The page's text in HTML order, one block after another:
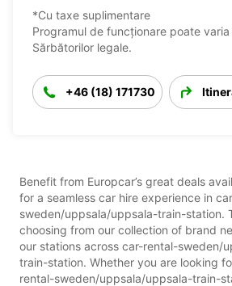
*Cu taxe suplimentare
Programul de funcționare poate
Sărbătorilor legale.
+46 (18) 171730
Benefit from Europcar’s great deals
for a seamless car hire experience in
sweden/uppsala/uppsala-train-station.
choosing from our collection of brand
our stations across car-rental-sweden/
train-station. Whether you are looking
rental-sweden/uppsala/uppsala-train-